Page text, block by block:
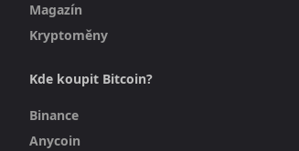
Magazín
Kryptoměny
Kde koupit Bitcoin?
Binance
Anycoin